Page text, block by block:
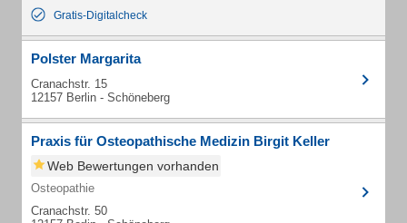
Gratis-Digitalcheck
Polster Margarita
Cranachstr. 15
12157 Berlin - Schöneberg
Praxis für Osteopathische Medizin Birgit Keller
Web Bewertungen vorhanden
Osteopathie
Cranachstr. 50